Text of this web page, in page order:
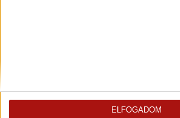
ELFOGADOM
Rólunk
Elégedett